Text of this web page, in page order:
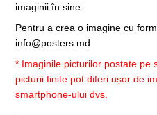
imaginii în sine.
Pentru a crea o imagine cu
info@posters.md
* Imaginile picturilor postate pe
picturii finite pot diferi ușor de
smartphone-ului dvs.